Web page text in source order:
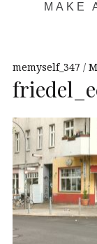
MAKE
memyself_347